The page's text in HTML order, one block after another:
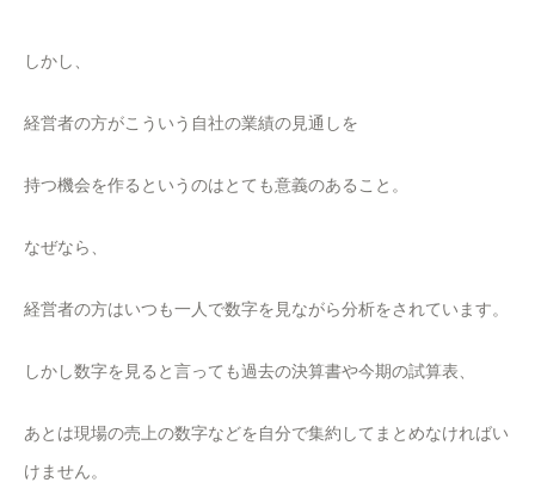
しかし、
経営者の方がこういう自社の業績の見通しを
持つ機会を作るというのはとても意義のあること。
なぜなら、
経営者の方はいつも一人で数字を見ながら分析をされています。
しかし数字を見ると言っても過去の決算書や今期の試算表、
あとは現場の売上の数字などを自分で集約してまとめなければい
けません。